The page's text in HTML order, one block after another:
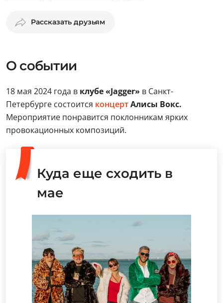
Рассказать друзьям
О событии
18 мая 2024 года в клубе «Jagger» в Санкт-
Петербурге состоится концертАлисы Вокс.
Мероприятие понравится поклонникам ярких
провокационных композиций.
Куда еще сходить в
мае